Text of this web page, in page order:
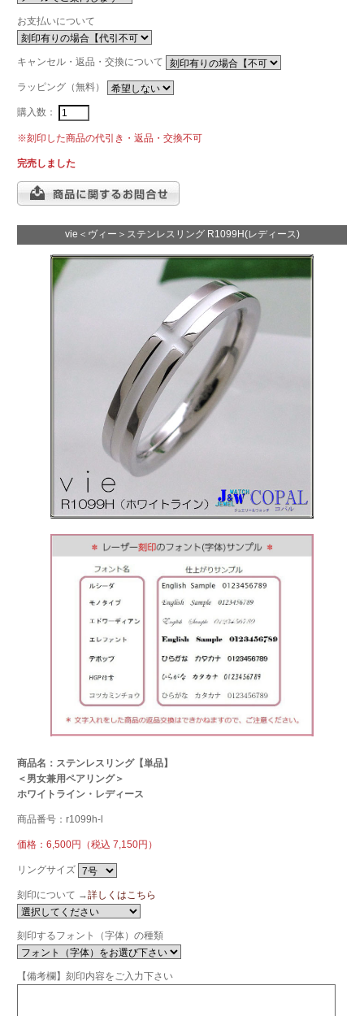
お支払いについて
キャンセル・返品・交換について
ラッピング（無料）
購入数：
※刻印した商品の代引き・返品・交換不可
完売しました
vie＜ヴィー＞ステンレスリング R1099H(レディース)
商品名：ステンレスリング【単品】
＜男女兼用ペアリング＞
ホワイトライン・レディース
商品番号：r1099h-l
価格：6,500円（税込 7,150円）
リングサイズ
刻印について →詳しくはこちら
刻印するフォント（字体）の種類
【備考欄】刻印内容をご入力下さい